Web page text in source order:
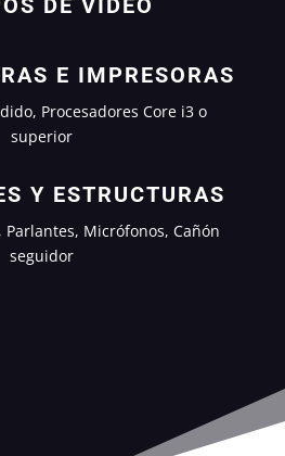
DE VIDEO
E IMPRESORAS
Procesadores Core i3 o
superior
Y ESTRUCTURAS
Micrófonos, Cañón
seguidor